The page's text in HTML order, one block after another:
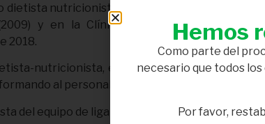
dietista nutricionista en las Clínicas del doctor
y en la Clínica Bretones, donde
2018.
nutricionista, en el hotel Príncipe Felipe
al personal de cocina (2008).
del equipo de liga ASOBAL Keymare Almería
Hemos
Como parte del
necesario que todos
Por favor,